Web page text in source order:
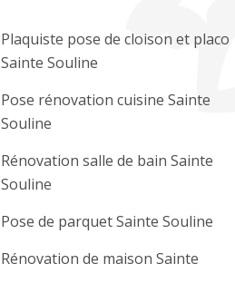
Plaquiste pose de cloison et placo
Sainte Souline
Pose rénovation cuisine Sainte
Souline
Rénovation salle de bain Sainte
Souline
Pose de parquet Sainte Souline
Rénovation de maison Sainte